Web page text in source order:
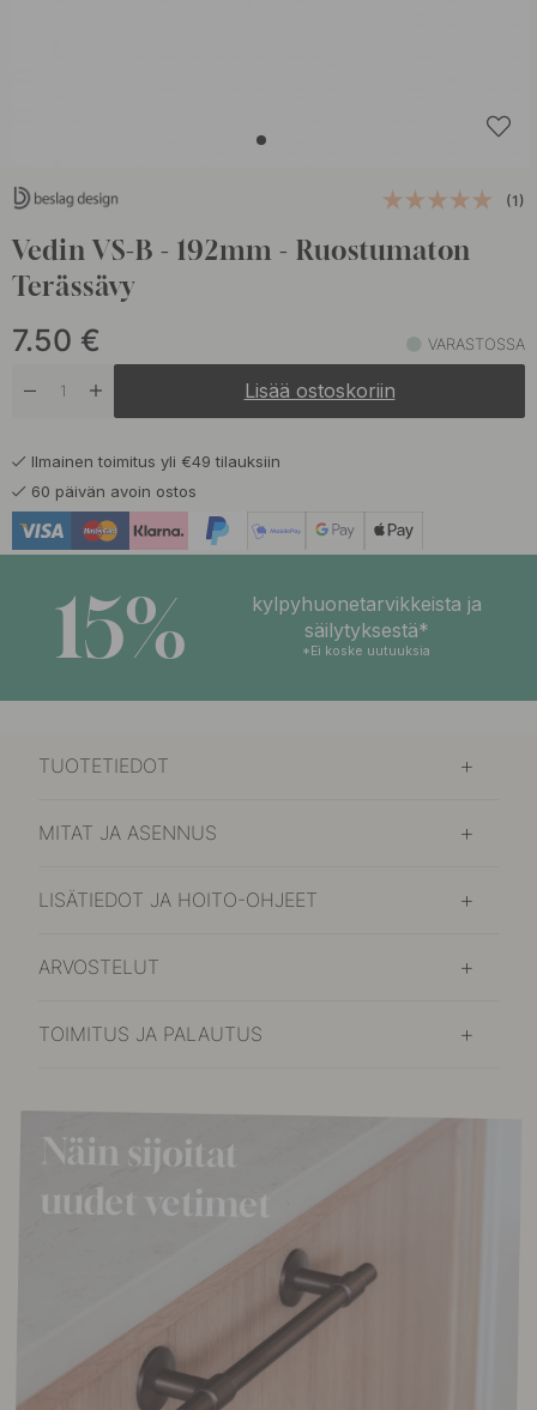
(1)
Vedin VS-B - 192mm - Ruostumaton
Terässävy
7.50 € VARASTOSSA
Lisää ostoskoriin
Ilmainen toimitus yli €49 tilauksiin
60 päivän avoin ostos
15%
kylpyhuonetarvikkeista ja
säilytyksestä*
*Ei koske uutuuksia
TUOTETIEDOT
MITAT JA ASENNUS
LISÄTIEDOT JA HOITO-OHJEET
ARVOSTELUT
TOIMITUS JA PALAUTUS